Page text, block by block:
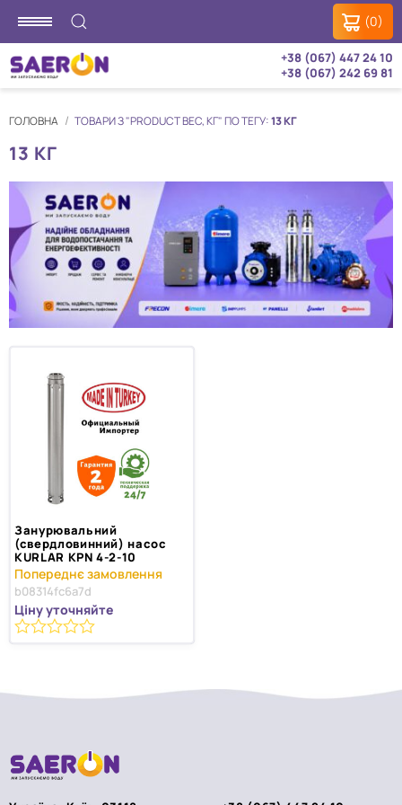
(0)
+38 (067) 447 24 10
+38 (067) 242 69 81
ГОЛОВНА ТОВАРИ З "PRODUCT ВЕС, КГ" ПО ТЕГУ:13 КГ
13 КГ
Занурювальний
(свердловинний) насос
KURLAR KPN 4-2-10
b08314fc6a7d
Ціну уточняйте